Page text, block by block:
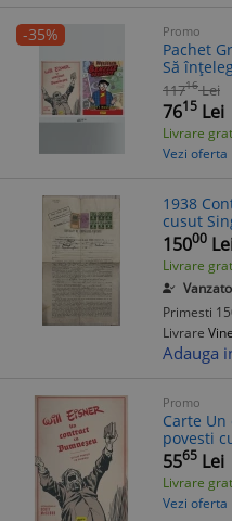
-35% Promo
Pachet
Să
Eisner,
11716 Lei
7615 Lei
Livrare
Vezi
1938
cusut
Ploiești
15000
Livrare
Primesti
Livrare
Adauga
Promo
Carte
povesti
Benzi
5565 Lei
Livrare
Vezi